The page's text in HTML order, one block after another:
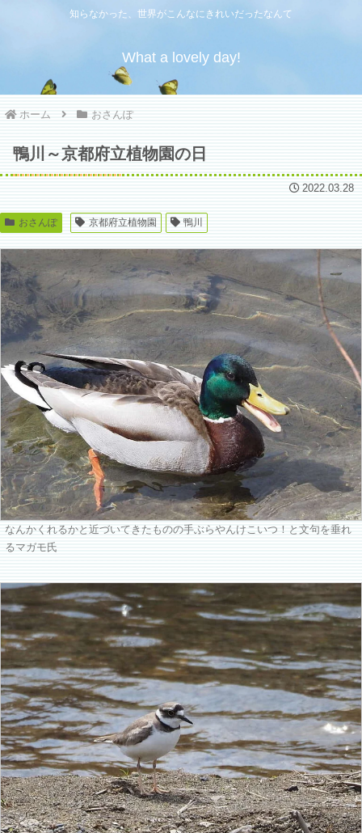
知らなかった、世界がこんなにきれいだったなんて
What a lovely day!
ホーム おさんぽ
鴨川～京都府立植物園の日
2022.03.28
おさんぽ 京都府立植物園 鴨川
なんかくれるかと近づいてきたものの手ぶらやんけこいつ！と文句を垂れ
るマガモ氏